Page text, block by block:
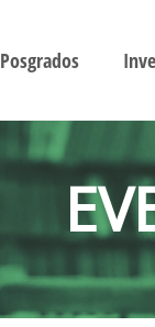
Posgrados